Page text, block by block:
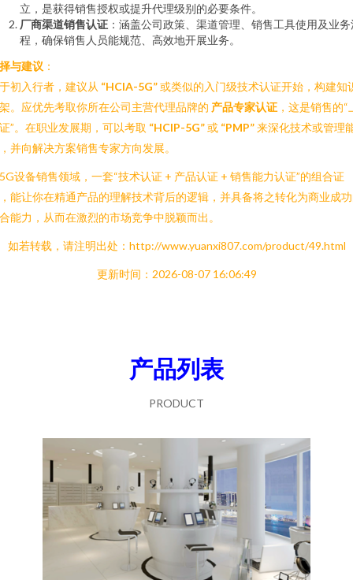
立，是获得销售授权或提升代理级别的必要条件。
厂商渠道销售认证 ：涵盖公司政策、渠道管理、销售工具使用及业
程，确保销售人员能规范、高效地开展业务。
与建议 ：
初入行者，建议从 “HCIA-5G”或类似的入门级技术认证开始，构建知
。应优先考取你所在公司主营代理品牌的 产品专家认证 ，这是销售的“
”。在职业发展期，可以考取 “HCIP-5G”或 “PMP”来深化技术或管理
并向解决方案销售专家方向发展。
设备销售领域，一套“技术认证 + 产品认证 + 销售能力认证”的组合证
能让你在精通产品的理解技术背后的逻辑，并具备将之转化为商业成
能力，从而在激烈的市场竞争中脱颖而出。
如若转载，请注明出处：http://www.yuanxi807.com/product/49.html
更新时间：2026-08-07 16:06:49
产品列表
PRODUCT